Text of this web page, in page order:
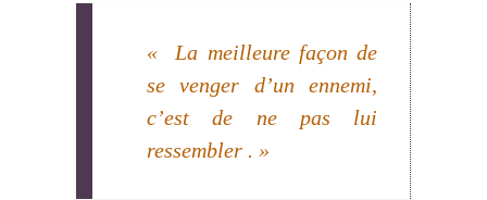
« La meilleure façon de
se venger d’un ennemi,
c’est de ne pas lui
ressembler . »